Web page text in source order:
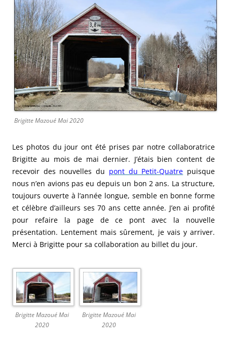
Brigitte Mazoué Mai 2020
Les photos du jour ont été prises par notre collaboratrice
Brigitte au mois de mai dernier. J’étais bien content de
recevoir des nouvelles du pont du Petit-Quatre puisque
nous n’en avions pas eu depuis un bon 2 ans. La structure,
toujours ouverte à l’année longue, semble en bonne forme
et célèbre d’ailleurs ses 70 ans cette année. J’en ai profité
pour refaire la page de ce pont avec la nouvelle
présentation. Lentement mais sûrement, je vais y arriver.
Merci à Brigitte pour sa collaboration au billet du jour.
Brigitte Mazoué Mai
2020
Brigitte Mazoué Mai
2020